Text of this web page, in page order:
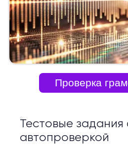
Проверка
Тестовые задания
автопроверкой